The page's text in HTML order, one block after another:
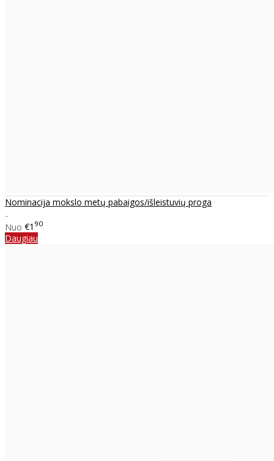
Nominacija mokslo metų pabaigos/išleistuvių proga
..
Nuo €1 90
Daugiau